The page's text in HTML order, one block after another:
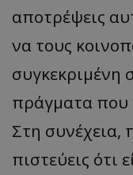
αποτρέψεις
να τους
συγκεκριμένη
πράγματα που
Στη συνέχεια,
πιστεύεις ότι